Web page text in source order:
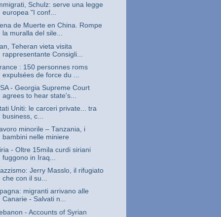
Schulz: serve una legge
europea "I conf...
de Muerte en China. Rompe
la muralla del sile...
Teheran vieta visita
rappresentante Consigli...
: 150 personnes roms
expulsées de force du ...
- Georgia Supreme Court
agrees to hear state's...
Uniti: le carceri private... tra
business, c...
minorile – Tanzania, i
bambini nelle miniere
- Oltre 15mila curdi siriani
fuggono in Iraq...
Jerry Masslo, il rifugiato
che con il su...
migranti arrivano alle
Canarie - Salvati n...
- Accounts of Syrian